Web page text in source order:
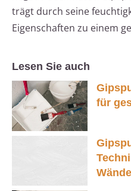
trägt durch seine
Eigenschaften zu einem
Lesen Sie auch
für
Wände